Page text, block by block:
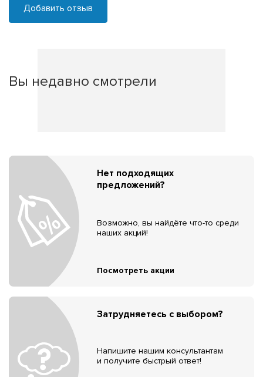
Добавить отзыв
Вы недавно смотрели
Нет подходящих
предложений?
Возможно, вы найдёте что-то среди
наших акций!
Посмотреть акции
Затрудняетесь с выбором?
Напишите нашим консультантам
и получите быстрый ответ!